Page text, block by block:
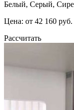
Белый, Серый,
Цена: от 42 160 руб.
Рассчитать